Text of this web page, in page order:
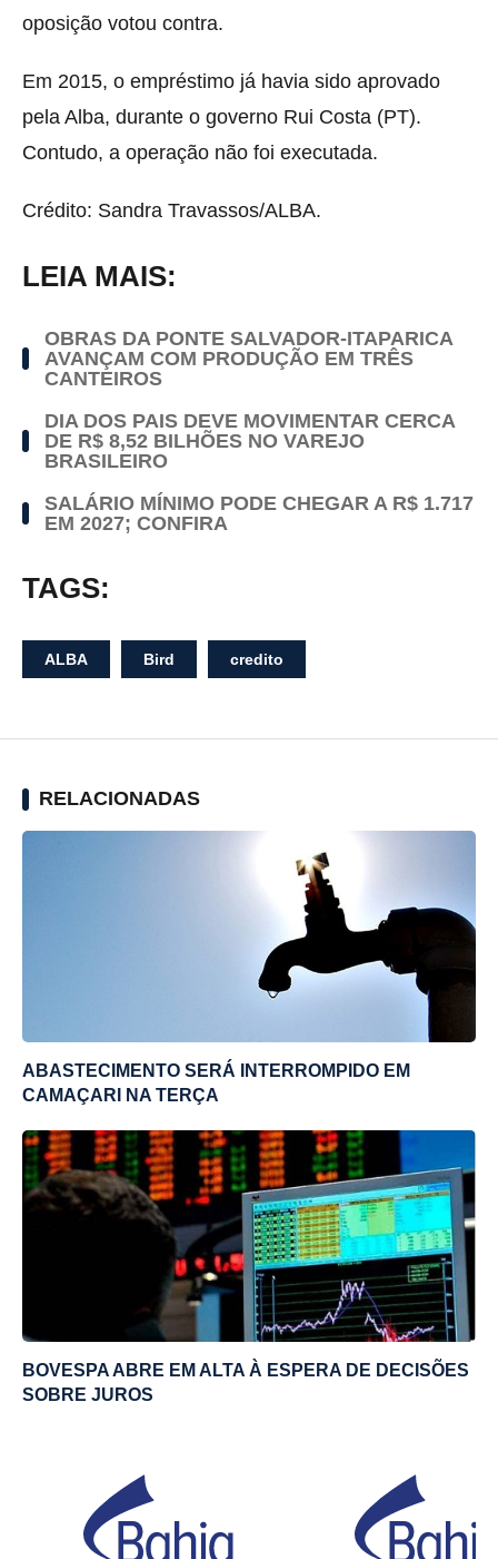
oposição votou contra.
Em 2015, o empréstimo já havia sido aprovado
pela Alba, durante o governo Rui Costa (PT).
Contudo, a operação não foi executada.
Crédito: Sandra Travassos/ALBA.
LEIA MAIS:
OBRAS DA PONTE SALVADOR-ITAPARICA
AVANÇAM COM PRODUÇÃO EM TRÊS
CANTEIROS
DIA DOS PAIS DEVE MOVIMENTAR CERCA
DE R$ 8,52 BILHÕES NO VAREJO
BRASILEIRO
SALÁRIO MÍNIMO PODE CHEGAR A R$ 1.717
EM 2027; CONFIRA
TAGS:
ALBA Bird credito
RELACIONADAS
ABASTECIMENTO SERÁ INTERROMPIDO EM
CAMAÇARI NA TERÇA
BOVESPA ABRE EM ALTA À ESPERA DE DECISÕES
SOBRE JUROS